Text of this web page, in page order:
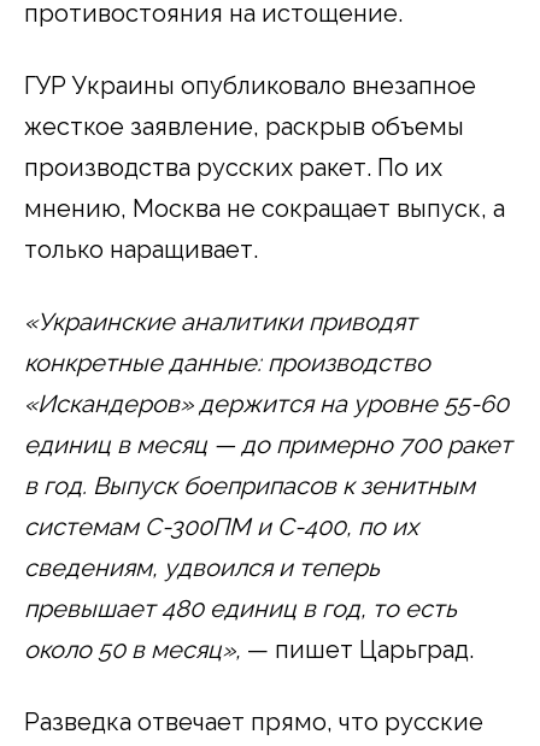
противостояния на истощение.
ГУР Украины опубликовало внезапное
жесткое заявление, раскрыв объемы
производства русских ракет. По их
мнению, Москва не сокращает выпуск, а
только наращивает.
«Украинские аналитики приводят
конкретные данные: производство
«Искандеров» держится на уровне 55-60
единиц в месяц — до примерно 700 ракет
в год. Выпуск боеприпасов к зенитным
системам С-300ПМ и С-400, по их
сведениям, удвоился и теперь
превышает 480 единиц в год, то есть
около 50 в месяц», — пишет Царьград.
Разведка отвечает прямо, что русские